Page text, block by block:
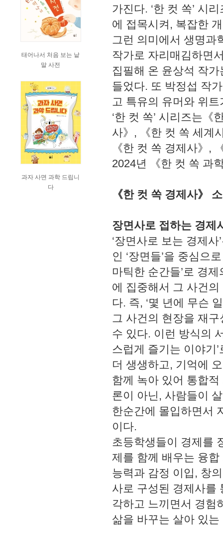
태어나서 처음 보는 낱
말 사전
과자 사면 과학 드립니
다
가진다. ‘한 컷 쏙’ 시
에 접목시켜, 복잡한
그런 의미에서 생명과
작가로 자리매김하면
집필해 온 윤상석 작가
들었다. 또 박정섭 작
고 특유의 유머와 위
‘한 컷 쏙’ 시리즈는
사》, 《한 컷 쏙 세계
《한 컷 쏙 경제사》,
2024년 《한 컷 쏙 과
《한 컷 쏙 경제사》
장면사로 접하는 경제
‘장면사로 보는 경제
인 ‘장면들’을 중심으
마틱한 순간들’로 경
에 집중해서 그 사건
다. 즉, ‘몇 년에 무슨
그 사건의 현장을 재
수 있다. 이런 방식의
스럽게 즐기는 이야기
더 생생하고, 기억에
함께 녹아 있어 통합
론이 아닌, 사람들이
한순간에 몰입하면서
이다.
초등학생들이 경제를
제를 함께 배우는 융
능력과 감정 이입, 창
사로 구성된 경제사를
각하고 느끼면서 경험
삶을 바꾸는 살아 있